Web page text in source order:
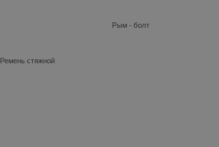
Ремень стяжной
Рым - болт